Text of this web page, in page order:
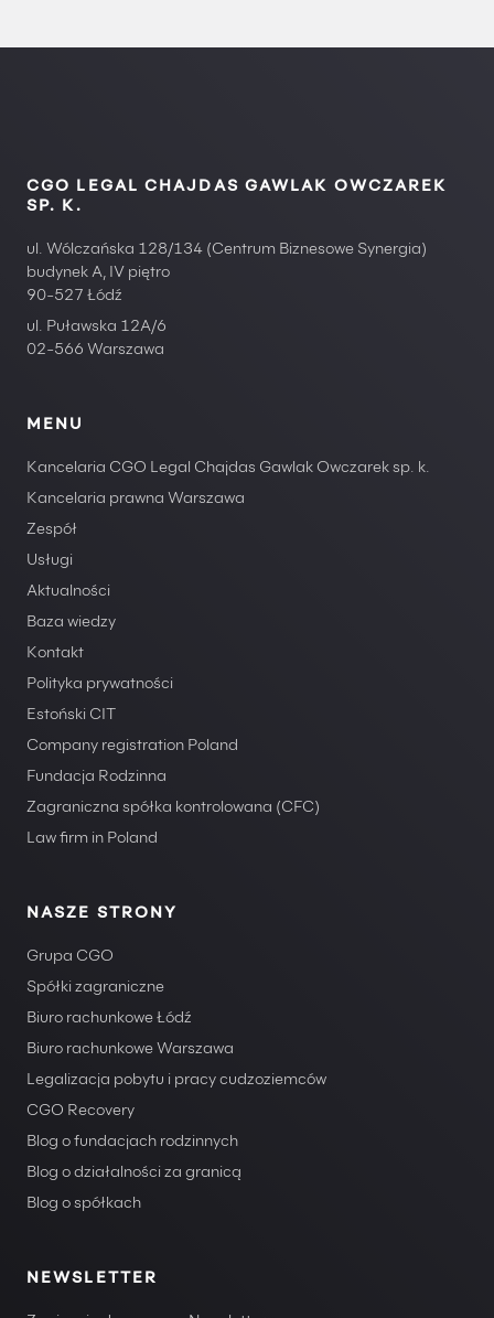
CGO LEGAL CHAJDAS GAWLAK OWCZAREK
SP. K.
ul. Wólczańska 128/134 (Centrum Biznesowe Synergia)
budynek A, IV piętro
90-527 Łódź
ul. Puławska 12A/6
02-566 Warszawa
MENU
Kancelaria CGO Legal Chajdas Gawlak Owczarek sp. k.
Kancelaria prawna Warszawa
Zespół
Usługi
Aktualności
Baza wiedzy
Kontakt
Polityka prywatności
Estoński CIT
Company registration Poland
Fundacja Rodzinna
Zagraniczna spółka kontrolowana (CFC)
Law firm in Poland
NASZE STRONY
Grupa CGO
Spółki zagraniczne
Biuro rachunkowe Łódź
Biuro rachunkowe Warszawa
Legalizacja pobytu i pracy cudzoziemców
CGO Recovery
Blog o fundacjach rodzinnych
Blog o działalności za granicą
Blog o spółkach
NEWSLETTER